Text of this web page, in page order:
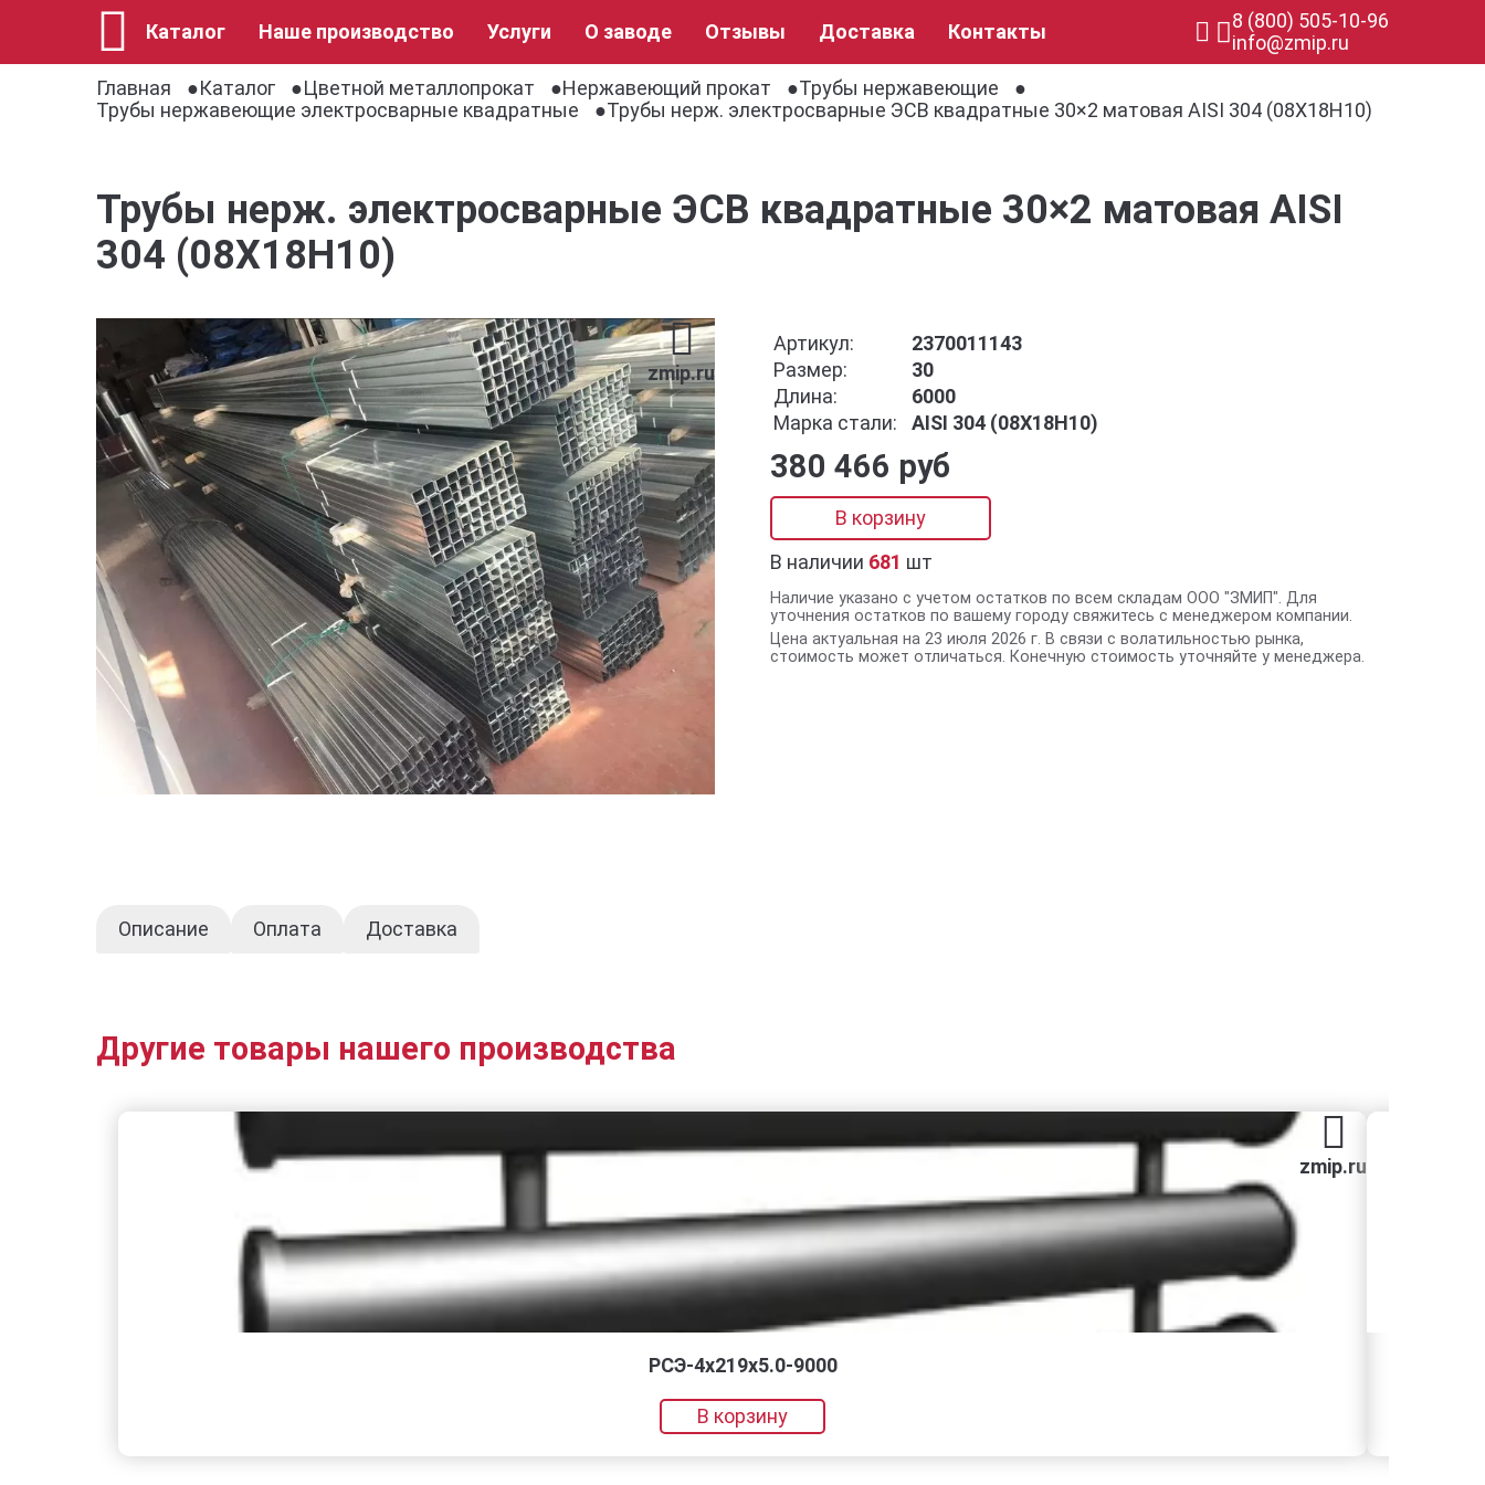
Каталог Наше производство Услуги О заводе Отзывы Доставка Контакты
8 (800) 505-10-96
info@zmip.ru
Главная
Каталог Цветной металлопрокат Нержавеющий прокат
Трубы нержавеющие
Трубы нержавеющие электросварные квадратные
Трубы нерж. электросварные ЭСВ квадратные 30×2 матовая AISI 304 (08Х18Н10)
Трубы нерж. электросварные ЭСВ квадратные 30×2 матовая AISI
304 (08Х18Н10)
zmip.ru
Артикул:
2370011143
Размер:
30
Длина:
6000
Марка стали:
AISI 304 (08Х18Н10)
380 466 руб
В корзину
В наличии 681 шт
Наличие указано с учетом остатков по всем складам ООО "ЗМИП". Для
уточнения остатков по вашему городу свяжитесь с менеджером компании.
Цена актуальная на 23 июля 2026 г. В связи с волатильностью рынка,
стоимость может отличаться. Конечную стоимость уточняйте у менеджера.
Описание Оплата Доставка
Другие товары нашего производства
zmip.ru
РСЭ-4x219x5.0-9000
В корзину